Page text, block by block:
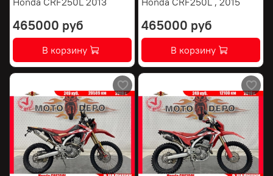
465000 руб
В корзину
465000 руб
В корзину